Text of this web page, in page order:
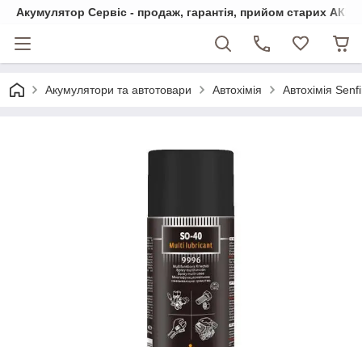
Акумулятор Сервіс - продаж, гарантія, прийом старих АКБ
Акумулятори та автотовари Автохімія Автохімія